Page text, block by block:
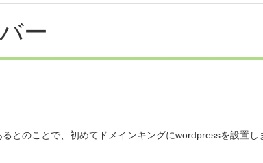
テージゲストのお知らせ
のお知らせ
きました。
ー
とのことで、初めてドメインキングにwordpressを設置し